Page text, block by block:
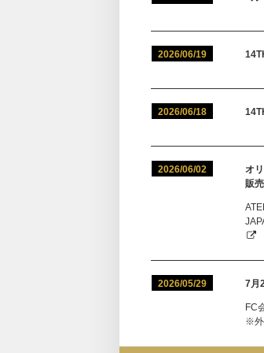
2026/06/19
2026/06/18
2026/06/02
オ
販
2026/05/29 7月
FC
※外